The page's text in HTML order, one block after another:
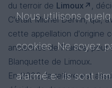
du terroir de Limoux
,
C'était Michel Dervin, qui,
cette appellation d'origine
anciennes de France,
Blanquette de Limoux.
En 2002, la relève est
Nous utilisons
cookies. Ne soyez
alarmé.e: ils sont